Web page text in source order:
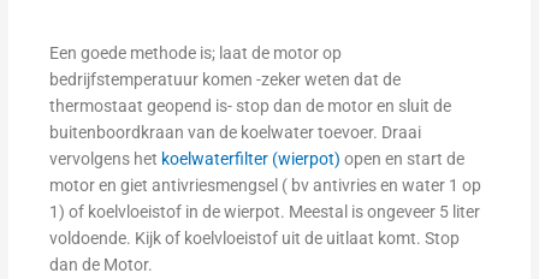
Een goede methode is; laat de motor op
bedrijfstemperatuur komen -zeker weten dat de
thermostaat geopend is- stop dan de motor en sluit de
buitenboordkraan van de koelwater toevoer. Draai
vervolgens het koelwaterfilter (wierpot) open en start de
motor en giet antivriesmengsel ( bv antivries en water 1 op
1) of koelvloeistof in de wierpot. Meestal is ongeveer 5 liter
voldoende. Kijk of koelvloeistof uit de uitlaat komt. Stop
dan de Motor.